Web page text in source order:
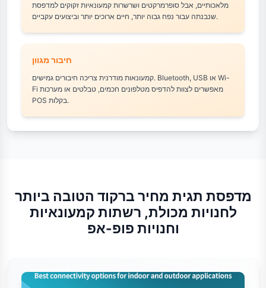
מלאכותיים, אבל סופרמרקטים ושרשרות קמעונאיות זקוקים למדפסת
שנבנתה עבור נפח גבוה יותר, חיים ארוכים יותר וביצועים עקביים.
חיבור מגוון
קמעונאות מודרנית צריכה חיבורים גמישים. Bluetooth, USB או Wi-
Fi מאפשרים לצוות להדפיס מטלפונים חכמים, טבלטים או מערכות
POS בקלות.
מדפסת תגית מחיר ברקוד הטובה ביותר
לחנויות מכולת, רשתות קמעונאיות
וחנויות פופ-אפ